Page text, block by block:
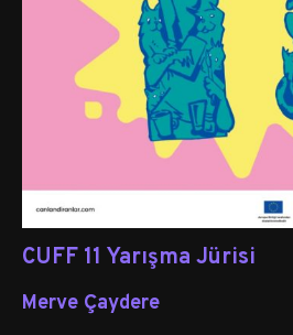
CUFF 11 Yarışma Jürisi
Merve Çaydere